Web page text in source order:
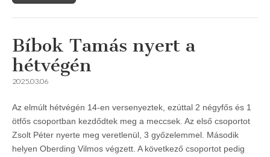
Bíbok Tamás nyert a
hétvégén
2025.03.06
Az elmúlt hétvégén 14-en versenyeztek, ezúttal 2 négyfős és 1
ötfős csoportban kezdődtek meg a meccsek. Az első csoportot
Zsolt Péter nyerte meg veretlenül, 3 győzelemmel. Második
helyen Oberding Vilmos végzett. A következő csoportot pedig